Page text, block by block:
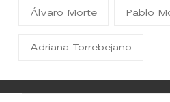
Álvaro Morte Pablo
Adriana Torrebejano